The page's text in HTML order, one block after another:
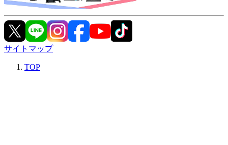
サイトマップ
TOP